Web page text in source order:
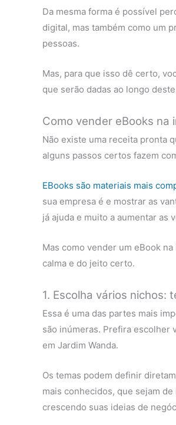
Da mesma forma é possível
digital, mas também como um
pessoas.
Mas, para que isso dê certo,
que serão dadas ao longo
Como vender eBooks na
Não existe uma receita pronta
alguns passos certos fazem
EBooks são materiais mais
sua empresa é e mostrar as
já ajuda e muito a aumentar as
Mas como vender um eBook
calma e do jeito certo.
1. Escolha vários nichos:
Essa é uma das partes mais
são inúmeras. Prefira escolher
em Jardim Wanda.
Os temas podem definir
mais conhecidos, que sejam
crescendo suas ideias de